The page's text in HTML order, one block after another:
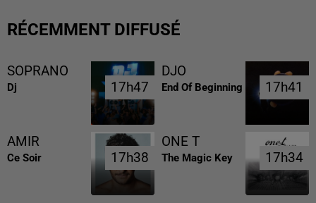
RÉCEMMENT DIFFUSÉ
SOPRANO
Dj 17h47
17h47
DJO
End Of Beginning 17h41
17h41
AMIR
Ce Soir 17h38
17h38
ONE T
The Magic Key 17h34
17h34